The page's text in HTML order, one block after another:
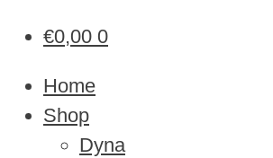
€0,00 0
Home
Shop
Dyna